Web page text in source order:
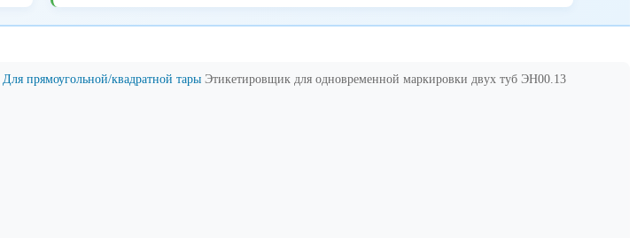
Для прямоугoльной/квадратной тары Этикетировщик для одновременной маркировки двух туб ЭН00.13